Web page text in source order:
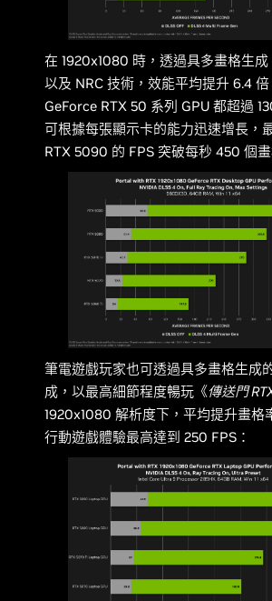
在 1920x1080 時，透過具多畫格生成
以及 NRC 技術，效能平均提升 6.4
GeForce RTX 50 系列 GPU 都超過
可根據每張顯示卡的能力迅速增長，
RTX 5090 的 FPS 突破每秒 450 個畫
筆電遊戲玩家也可透過具多畫格生成
成，以最高細節程度暢玩《傳送門
1920x1080 解析度下，平均提升畫格
行動遊戲體驗最高達到 250 FPS：